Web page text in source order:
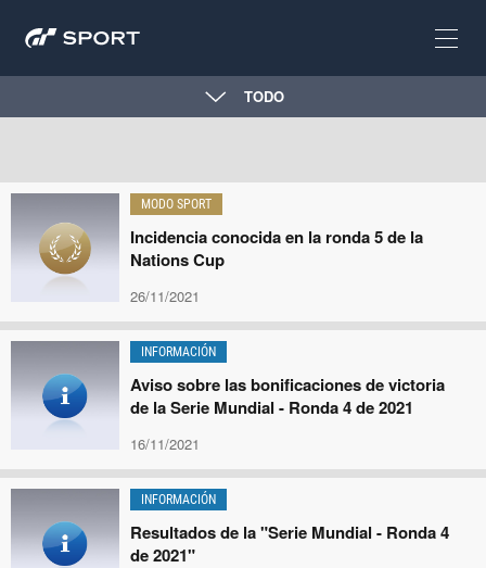
TODO
MODO SPORT
Incidencia conocida en la ronda 5 de la
Nations Cup
26/11/2021
INFORMACIÓN
Aviso sobre las bonificaciones de victoria
de la Serie Mundial - Ronda 4 de 2021
16/11/2021
INFORMACIÓN
Resultados de la "Serie Mundial - Ronda 4
de 2021"